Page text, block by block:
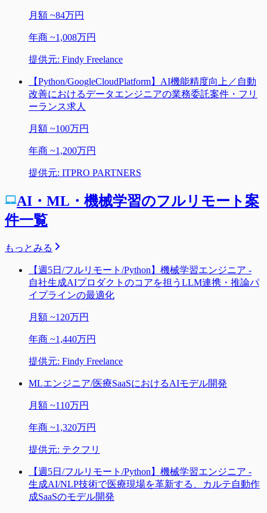
月額 ~84万円
年商 ~1,008万円
提供元: Findy Freelance
【Python/GoogleCloudPlatform】AI機能精度向上／自動
改善におけるデータエンジニアの業務委託案件・フリ
ーランス求人
月額 ~100万円
年商 ~1,200万円
提供元: ITPRO PARTNERS
AI・ML・機械学習のフルリモート案
件一覧
もっとみる
【週5日/フルリモート/Python】機械学習エンジニア -
自社生成AIプロダクトのコアを担うLLM連携・推論パ
イプラインの最適化
月額 ~120万円
年商 ~1,440万円
提供元: Findy Freelance
MLエンジニア/医療SaaSにおけるAIモデル開発
月額 ~110万円
年商 ~1,320万円
提供元: テクフリ
【週5日/フルリモート/Python】機械学習エンジニア -
生成AI/NLP技術で医療現場を革新する、カルテ自動作
成SaaSのモデル開発